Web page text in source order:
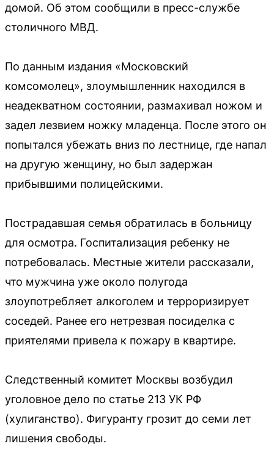
домой. Об этом сообщили в пресс-службе
столичного МВД.
По данным издания «Московский
комсомолец», злоумышленник находился в
неадекватном состоянии, размахивал ножом и
задел лезвием ножку младенца. После этого он
попытался убежать вниз по лестнице, где напал
на другую женщину, но был задержан
прибывшими полицейскими.
Пострадавшая семья обратилась в больницу
для осмотра. Госпитализация ребенку не
потребовалась. Местные жители рассказали,
что мужчина уже около полугода
злоупотребляет алкоголем и терроризирует
соседей. Ранее его нетрезвая посиделка с
приятелями привела к пожару в квартире.
Следственный комитет Москвы возбудил
уголовное дело по статье 213 УК РФ
(хулиганство). Фигуранту грозит до семи лет
лишения свободы.